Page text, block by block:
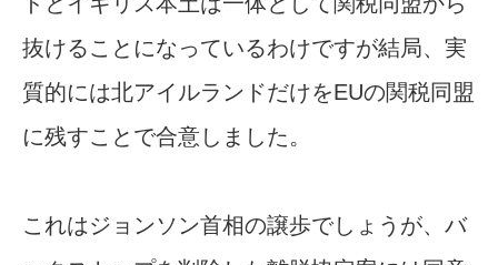
抜けることになっているわけですが結局、実
質的には北アイルランドだけをEUの関税同盟
に残すことで合意しました。
これはジョンソン首相の譲歩でしょうが、バ